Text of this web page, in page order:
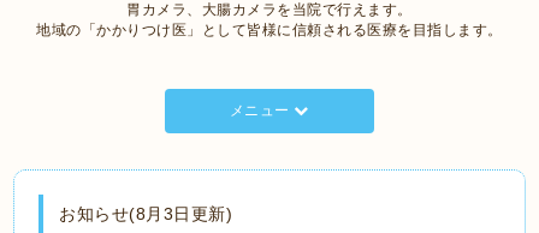
胃カメラ、大腸カメラを当院で行えます。
地域の「かかりつけ医」として皆様に信頼される医療を目指します。
メニュー
お知らせ(8月3日更新)